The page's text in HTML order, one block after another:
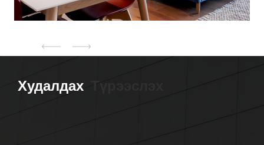
Худалдах Түрээслэх